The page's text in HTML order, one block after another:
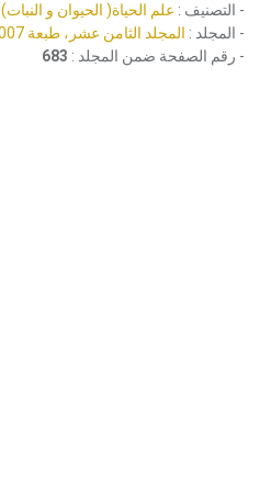
- التصنيف : علم الحياة( الحيوان و النبات)
- المجلد : المجلد الثامن عشر، طبعة 2007، دمشق
- رقم الصفحة ضمن المجلد : 683